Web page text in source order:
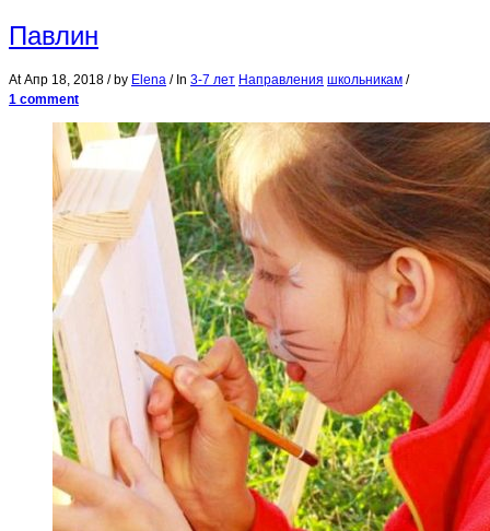
Павлин
AtАпр 18, 2018 / by Elena / In 3-7 лет Направления школьникам /
1 comment